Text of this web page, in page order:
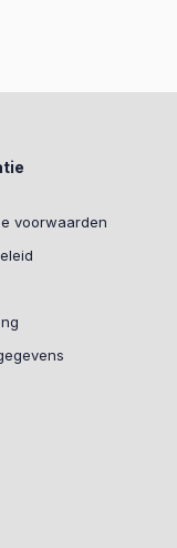
voorwaarden